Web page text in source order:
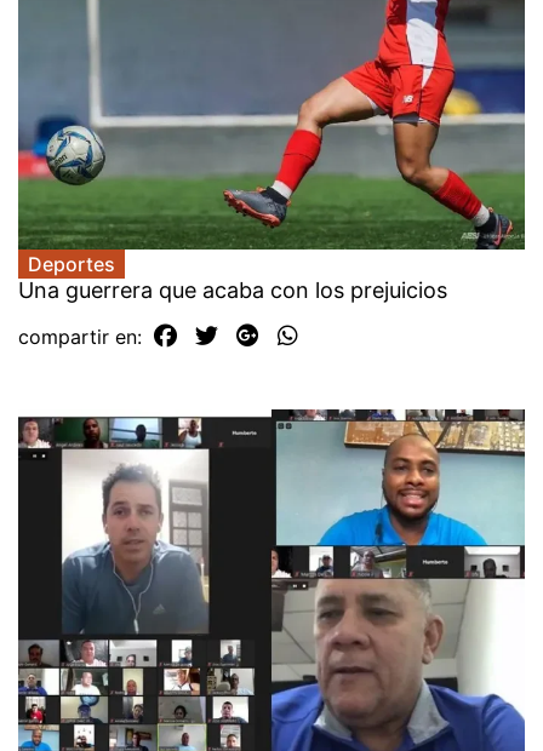
Deportes
Una guerrera que acaba con los prejuicios
compartir en: